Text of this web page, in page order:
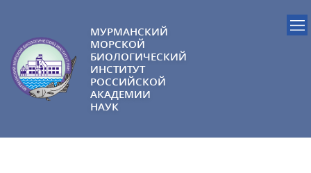
МУРМАНСКИЙ
МОРСКОЙ
БИОЛОГИЧЕСКИЙ
ИНСТИТУТ
РОССИЙСКОЙ
АКАДЕМИИ
НАУК